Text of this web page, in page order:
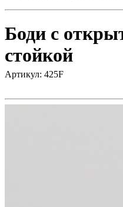
Боди с
стойкой
Артикул: 425F